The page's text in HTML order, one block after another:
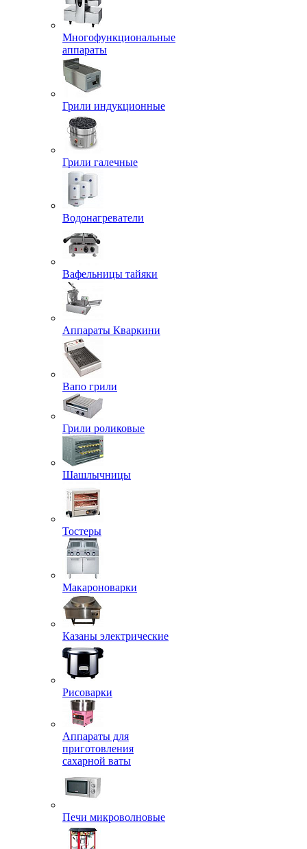
Многофункциональные
аппараты
Грили индукционные
Грили галечные
Водонагреватели
Вафельницы тайяки
Аппараты Кваркини
Вапо грили
Грили роликовые
Шашлычницы
Тостеры
Макароноварки
Казаны электрические
Рисоварки
Аппараты для
приготовления
сахарной ваты
Печи микроволновые